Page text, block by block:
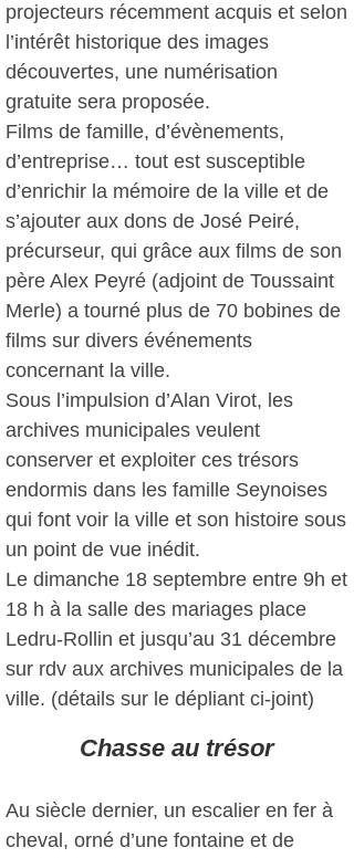
projecteurs récemment acquis et selon
l’intérêt historique des images
découvertes, une numérisation
gratuite sera proposée.
Films de famille, d’évènements,
d’entreprise… tout est susceptible
d’enrichir la mémoire de la ville et de
s’ajouter aux dons de José Peiré,
précurseur, qui grâce aux films de son
père Alex Peyré (adjoint de Toussaint
Merle) a tourné plus de 70 bobines de
films sur divers événements
concernant la ville.
Sous l’impulsion d’Alan Virot, les
archives municipales veulent
conserver et exploiter ces trésors
endormis dans les famille Seynoises
qui font voir la ville et son histoire sous
un point de vue inédit.
Le dimanche 18 septembre entre 9h et
18 h à la salle des mariages place
Ledru-Rollin et jusqu’au 31 décembre
sur rdv aux archives municipales de la
ville. (détails sur le dépliant ci-joint)
Chasse au trésor
Au siècle dernier, un escalier en fer à
cheval, orné d’une fontaine et de